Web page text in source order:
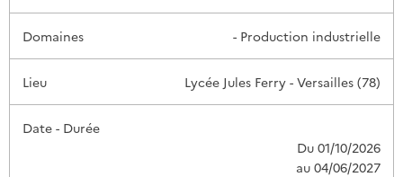
- Production industrielle
Lycée Jules Ferry - Versailles (78)
Du 01/10/2026
au 04/06/2027